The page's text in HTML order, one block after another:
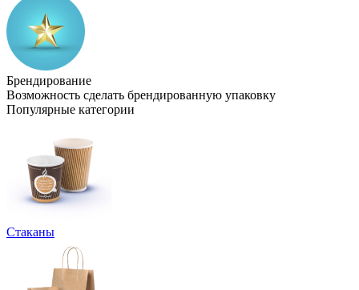
Брендирование
Возможность сделать брендированную упаковку
Популярные категории
Стаканы